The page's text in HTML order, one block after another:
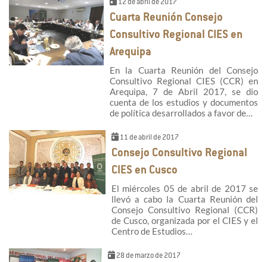
12 de abril de 2017
Cuarta Reunión Consejo
Consultivo Regional CIES en
Arequipa
En la Cuarta Reunión del Consejo
Consultivo Regional CIES (CCR) en
Arequipa, 7 de Abril 2017, se dio
cuenta de los estudios y documentos
de política desarrollados a favor de…
11 de abril de 2017
Consejo Consultivo Regional
CIES en Cusco
El miércoles 05 de abril de 2017 se
llevó a cabo la Cuarta Reunión del
Consejo Consultivo Regional (CCR)
de Cusco, organizada por el CIES y el
Centro de Estudios…
28 de marzo de 2017